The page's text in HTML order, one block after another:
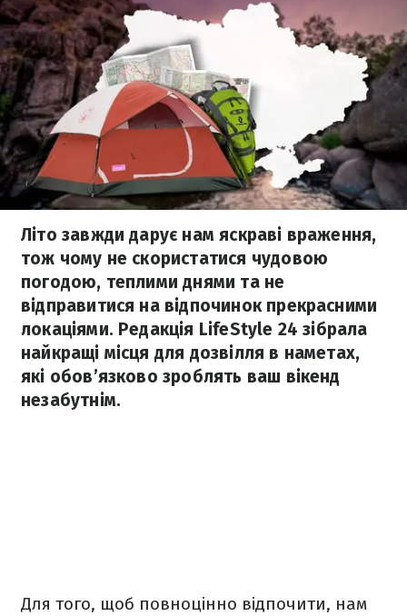
Літо завжди дарує нам яскраві враження,
тож чому не скористатися чудовою
погодою, теплими днями та не
відправитися на відпочинок прекрасними
локаціями. Редакція LifeStyle 24 зібрала
найкращі місця для дозвілля в наметах,
які обов’язково зроблять ваш вікенд
незабутнім.
Для того, щоб повноцінно відпочити, нам